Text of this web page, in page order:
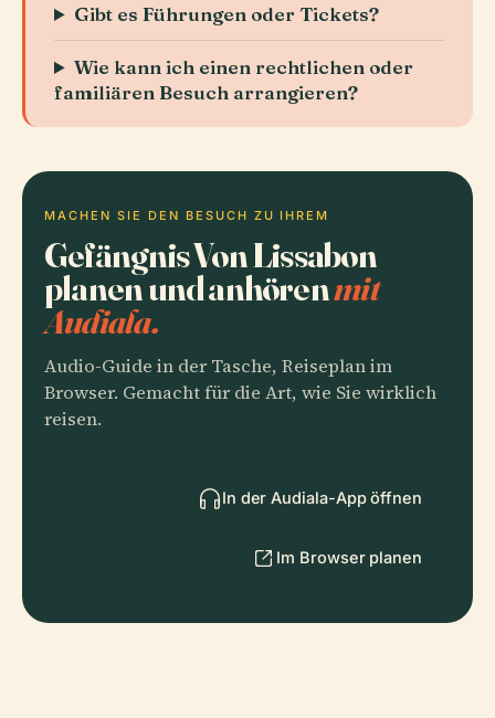
Gibt es Führungen oder Tickets?
Wie kann ich einen rechtlichen oder
familiären Besuch arrangieren?
MACHEN SIE DEN BESUCH ZU IHREM
Gefängnis Von Lissabon
planen und anhörenmit
Audiala.
Audio-Guide in der Tasche, Reiseplan im
Browser. Gemacht für die Art, wie Sie wirklich
reisen.
In der Audiala-App öffnen
Im Browser planen